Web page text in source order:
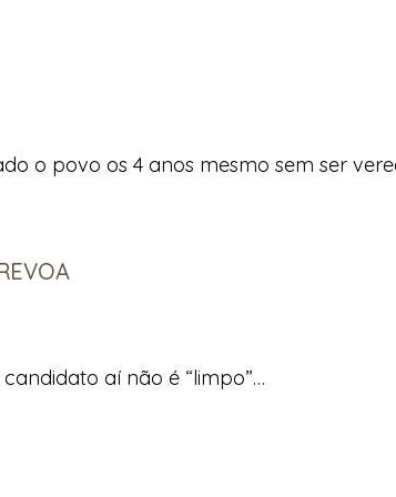
o povo os 4 anos mesmo sem ser
aí não é “limpo”…